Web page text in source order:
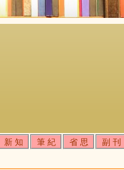
新 知 筆 紀 省 思 副 刊